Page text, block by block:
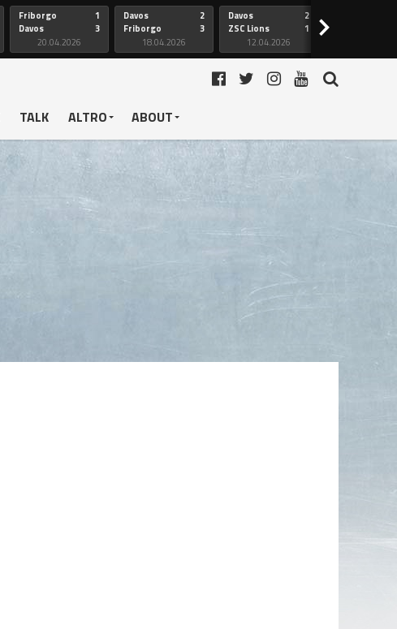
Friborgo
Davos
1
3
20.04.2026
Davos
Friborgo
2
3
18.04.2026
Davos
ZSC Lions
2
1
12.04.2026
>
TALK ALTRO ABOUT